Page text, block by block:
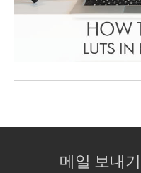
메일 보내기